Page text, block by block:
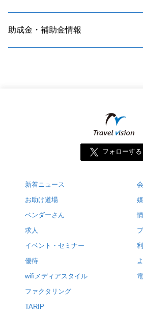
助成金・補助金情報
フォローする
新着ニュース
お助け道場
ベンダーさん
求人
イベント・セミナー
優待
wifiメディアスタイル
ファクタリング
TARIP